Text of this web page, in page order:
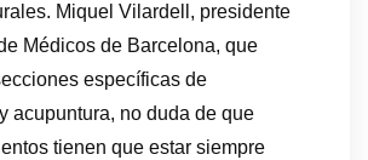
Miquel Vilardell, presidente
Médicos de Barcelona, que
específicas de
acupuntura, no duda de que
tienen que estar siempre